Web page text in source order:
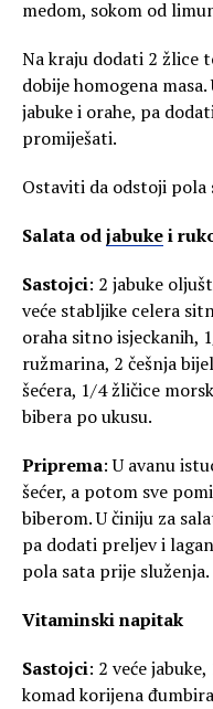
medom, sokom od
Na kraju dodati 2 žlice
dobije homogena
jabuke i orahe, pa
promiješati.
Ostaviti da odstoji pola
Salata odjabukei
Sastojci: 2 jabuke
veće stabljike celera
oraha sitno isjeckanih,
ružmarina, 2 češnja
šećera, 1/4 žličice
bibera po ukusu.
Priprema: U avanu
šećer, a potom sve
biberom. U činiju za
pa dodati preljev i
pola sata prije služenja.
Vitaminski napitak
Sastojci: 2 veće
komad korijena